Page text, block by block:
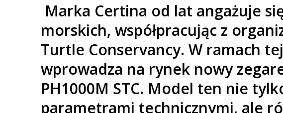
Marka Certina od lat angażuje
morskich, współpracując z
Turtle Conservancy. W ramach
wprowadza na rynek nowy
PH1000M STC. Model ten nie
parametrami technicznymi, ale